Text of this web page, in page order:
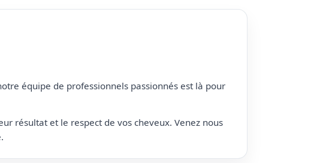
équipe de professionnels passionnés est là pour
résultat et le respect de vos cheveux. Venez nous